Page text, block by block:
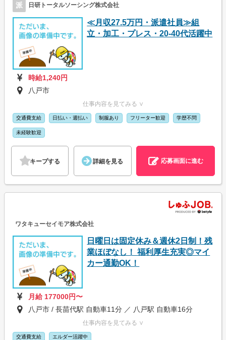
派 日研トータルソーシング株式会社
≪月収27.5万円・派遣社員≫組
立・加工・プレス・20-40代活躍中
時給1,240円
八戸市
仕事内容を見てみる ∨
交通費支給 日払い・週払い 制服あり フリーター歓迎 学歴不問
未経験歓迎
キープする 詳細を見る 応募画面に進む
ワタキューセイモア株式会社
日曜日は固定休み＆週休2日制！残
業ほぼなし！ 福利厚生充実◎マイ
カー通勤OK！
月給 177000円〜
八戸市 / 長苗代駅 自動車11分 ／ 八戸駅 自動車16分
仕事内容を見てみる ∨
交通費支給 エルダー活躍中